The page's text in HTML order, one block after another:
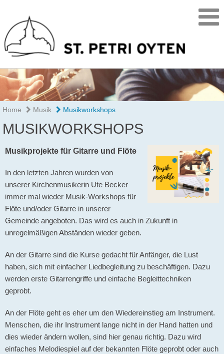
Home Musik Musikworkshops
MUSIKWORKSHOPS
Musikprojekte für Gitarre und Flöte
In den letzten Jahren wurden von
unserer Kirchenmusikerin Ute Becker
immer mal wieder Musik-Workshops für
Flöte und/oder Gitarre in unserer
Gemeinde angeboten. Das wird es auch in Zukunft in
unregelmäßigen Abständen wieder geben.
An der Gitarre sind die Kurse gedacht für Anfänger, die Lust
haben, sich mit einfacher Liedbegleitung zu beschäftigen. Dazu
werden erste Gitarrengriffe und einfache Begleittechniken
geprobt.
An der Flöte geht es eher um den Wiedereinstieg am Instrument.
Menschen, die ihr Instrument lange nicht in der Hand hatten und
dies wieder ändern wollen, sind hier genau richtig. Dazu wird
einfaches Melodiespiel auf der bekannten Flöte geprobt oder auch